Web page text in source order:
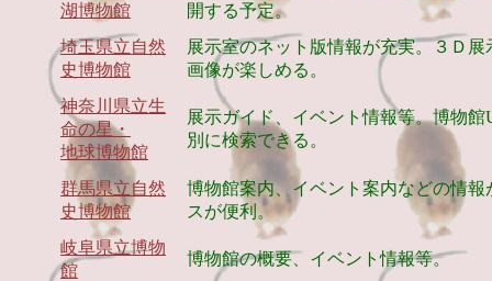
湖博物館
開する予定。
埼玉県立自然
史博物館
展示室のネット版情報が充実。３Ｄ
画像が楽しめる。
神奈川県立生
命の星・
地球博物館
展示ガイド、イベント情報等。博物
別に検索できる。
群馬県立自然
史博物館
博物館案内、イベント案内などの情
スが便利。
岐阜県立博物
館
博物館の概要、イベント情報等。